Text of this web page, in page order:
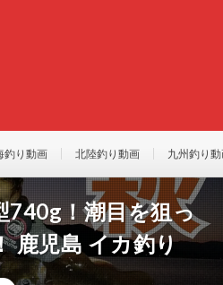
釣り動画 北陸釣り動画 九州釣り
740g！潮目を狙っ
鹿児島 イカ釣り